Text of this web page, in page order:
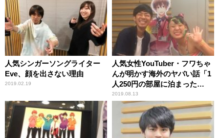
人気シンガーソングライター
Eve、顔を出さない理由
2019.02.19
人気女性YouTuber・フワちゃ
んが明かす海外のヤバい話「1
人250円の部屋に泊まった
ら……」
2019.08.13